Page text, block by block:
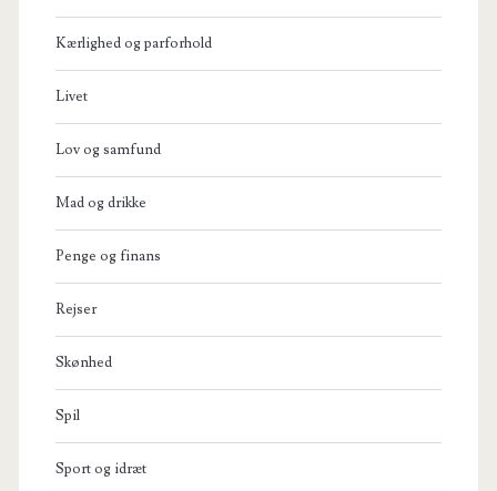
Kærlighed og parforhold
Livet
Lov og samfund
Mad og drikke
Penge og finans
Rejser
Skønhed
Spil
Sport og idræt